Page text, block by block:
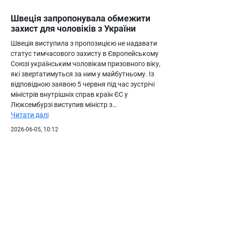
Швеція запропонувала обмежити
захист для чоловіків з України
Швеція виступила з пропозицією не надавати
статус тимчасового захисту в Європейському
Союзі українським чоловікам призовного віку,
які звертатимуться за ним у майбутньому. Із
відповідною заявою 5 червня під час зустрічі
міністрів внутрішніх справ країн ЄС у
Люксембурзі виступив міністр з…
Читати далі
2026-06-05, 10:12